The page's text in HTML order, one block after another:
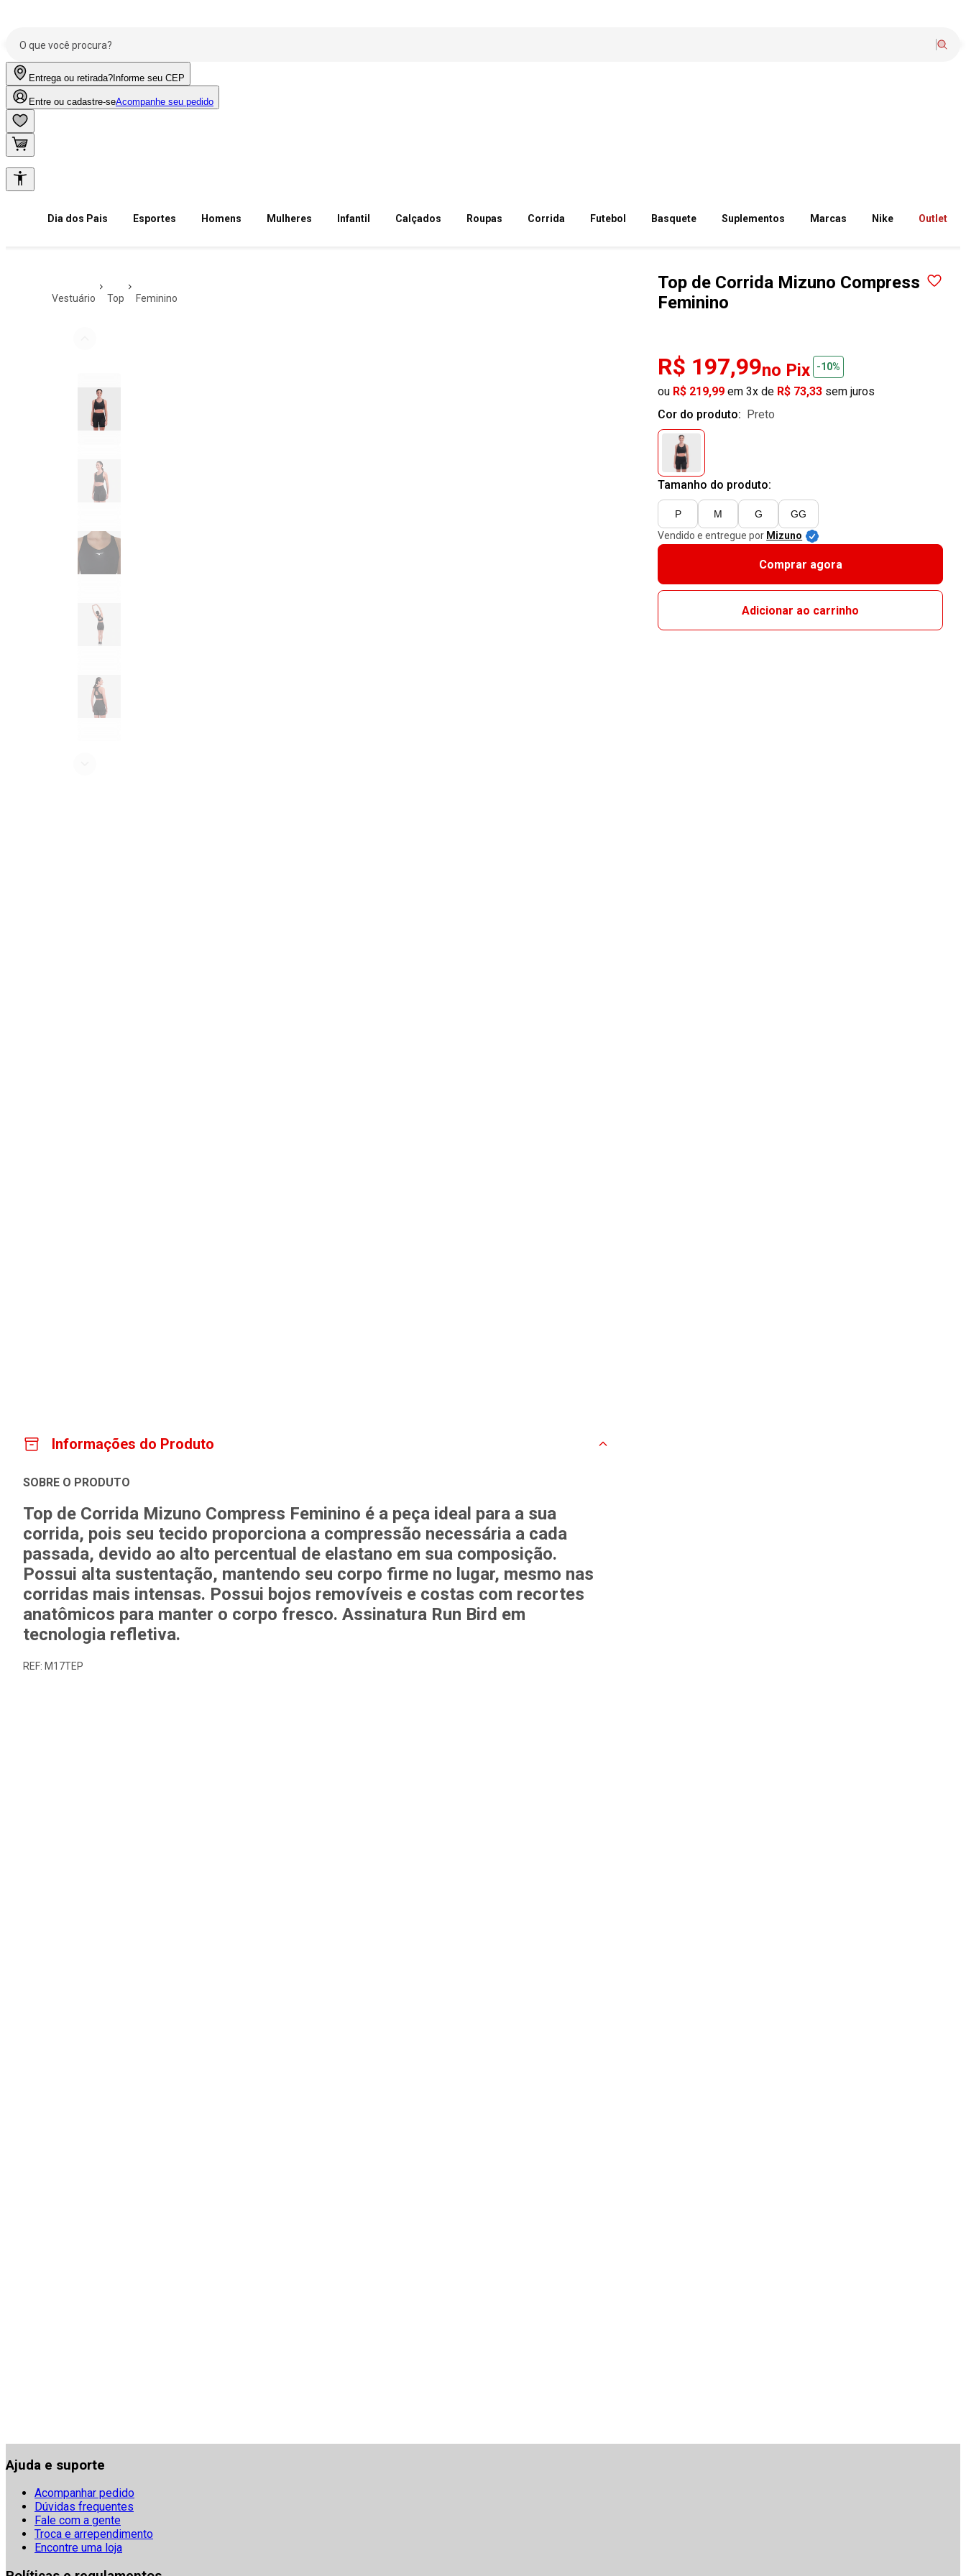
Entrega ou retirada? Informe seu CEP
Entre ou cadastre-seAcompanhe seu pedido
Dia dos Pais Esportes Homens Mulheres Infantil Calçados Roupas Corrida Futebol Basquete Suplementos Marcas Nike Outlet
vestuário top feminino
Top de Corrida Mizuno Compress
Feminino
R$ 197,99no Pix -10%
ou R$ 219,99 em 3x de R$ 73,33 sem juros
Cor do produto:
preto
Tamanho do produto:
P M G
GG
Vendido e entregue por Mizuno
Comprar agora
Adicionar ao carrinho
Informações do Produto
SOBRE O PRODUTO
Top de Corrida Mizuno Compress Feminino é a peça ideal para a sua
corrida, pois seu tecido proporciona a compressão necessária a cada
passada, devido ao alto percentual de elastano em sua composição.
Possui alta sustentação, mantendo seu corpo firme no lugar, mesmo nas
corridas mais intensas. Possui bojos removíveis e costas com recortes
anatômicos para manter o corpo fresco. Assinatura Run Bird em
tecnologia refletiva.
REF: M17TEP
Ajuda e suporte
Acompanhar pedido
Dúvidas frequentes
Fale com a gente
Troca e arrependimento
Encontre uma loja